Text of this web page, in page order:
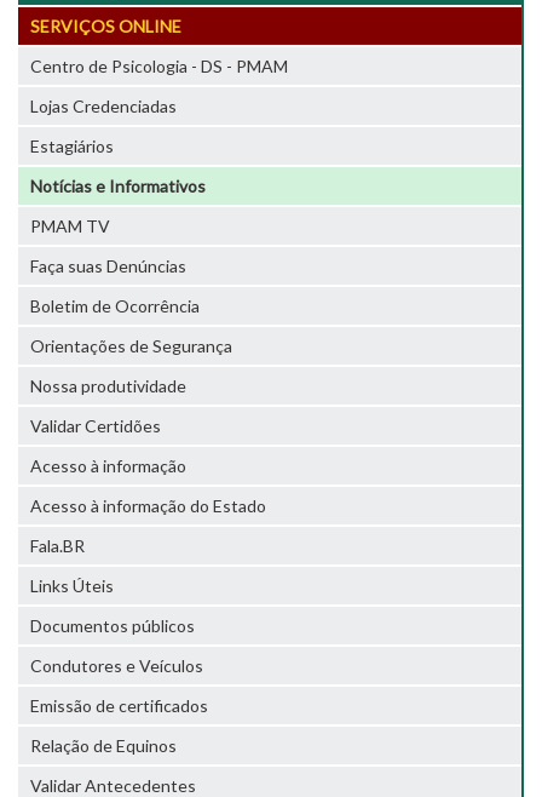
SERVIÇOS ONLINE
Centro de Psicologia - DS - PMAM
Lojas Credenciadas
Estagiários
Notícias e Informativos
PMAM TV
Faça suas Denúncias
Boletim de Ocorrência
Orientações de Segurança
Nossa produtividade
Validar Certidões
Acesso à informação
Acesso à informação do Estado
Fala.BR
Links Úteis
Documentos públicos
Condutores e Veículos
Emissão de certificados
Relação de Equinos
Validar Antecedentes